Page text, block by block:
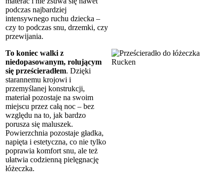
podczas najbardziej
intensywnego ruchu dziecka –
czy to podczas snu, drzemki, czy
przewijania.
To koniec walki z
niedopasowanym, rolującym
się prześcieradłem. Dzięki
starannemu krojowi i
przemyślanej konstrukcji,
materiał pozostaje na swoim
miejscu przez całą noc – bez
względu na to, jak bardzo
porusza się maluszek.
Powierzchnia pozostaje gładka,
napięta i estetyczna, co nie tylko
poprawia komfort snu, ale też
ułatwia codzienną pielęgnację
łóżeczka.